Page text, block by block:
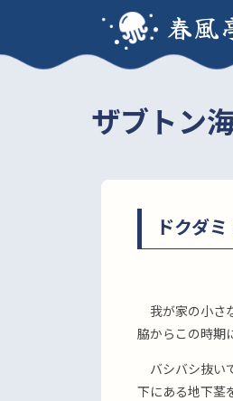
春風
ザブトン
ドクダミ
我が家の小さ
脇からこの時期
バシバシ抜い
下にある地下茎